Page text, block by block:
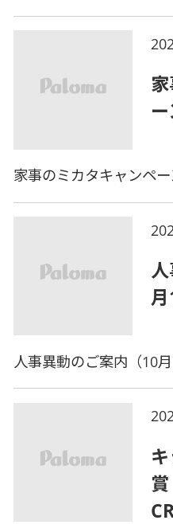
家事のミカタキャンペ
月
人事異動のご案内（10月